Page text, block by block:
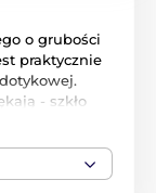
o grubości
praktycznie
- szkło
ani
zapewnia